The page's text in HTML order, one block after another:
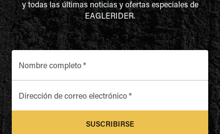
y todas las últimas noticias y ofertas especiales de
EAGLERIDER.
Nombre completo*
Dirección de correo electrónico*
SUSCRIBIRSE